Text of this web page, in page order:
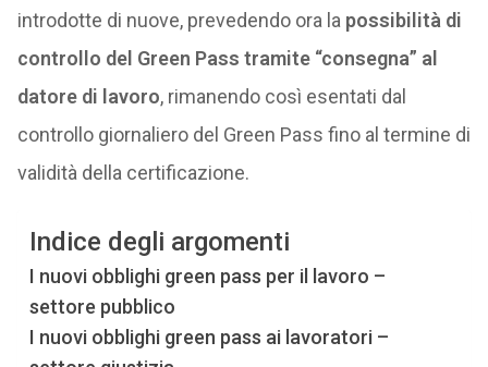
introdotte di nuove, prevedendo ora la possibilità di
controllo del Green Pass tramite “consegna” al
datore di lavoro, rimanendo così esentati dal
controllo giornaliero del Green Pass fino al termine di
validità della certificazione.
Indice degli argomenti
I nuovi obblighi green pass per il lavoro –
settore pubblico
I nuovi obblighi green pass ai lavoratori –